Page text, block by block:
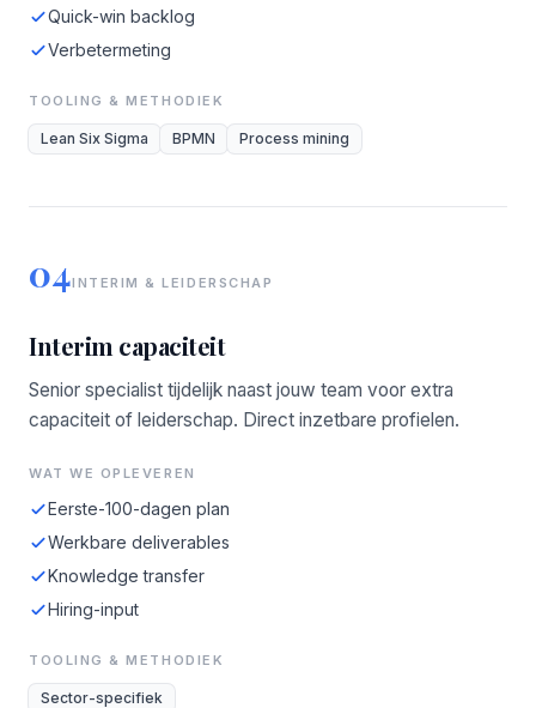
Quick-win backlog
Verbetermeting
TOOLING & METHODIEK
Lean Six Sigma BPMN Process mining
04INTERIM & LEIDERSCHAP
Interim capaciteit
Senior specialist tijdelijk naast jouw team voor extra
capaciteit of leiderschap. Direct inzetbare profielen.
WAT WE OPLEVEREN
Eerste-100-dagen plan
Werkbare deliverables
Knowledge transfer
Hiring-input
TOOLING & METHODIEK
Sector-specifiek